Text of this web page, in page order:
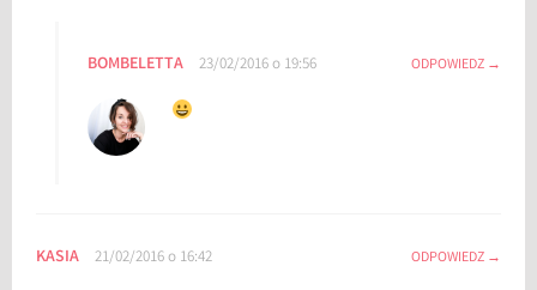
BOMBELETTA 23/02/2016 o 19:56 ODPOWIEDZ
KASIA 21/02/2016 o 16:42 ODPOWIEDZ